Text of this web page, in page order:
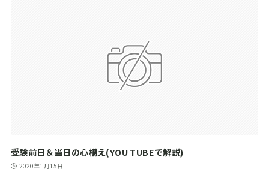
受験前日＆当日の心構え(YOU TUBEで解説)
2020年1月15日